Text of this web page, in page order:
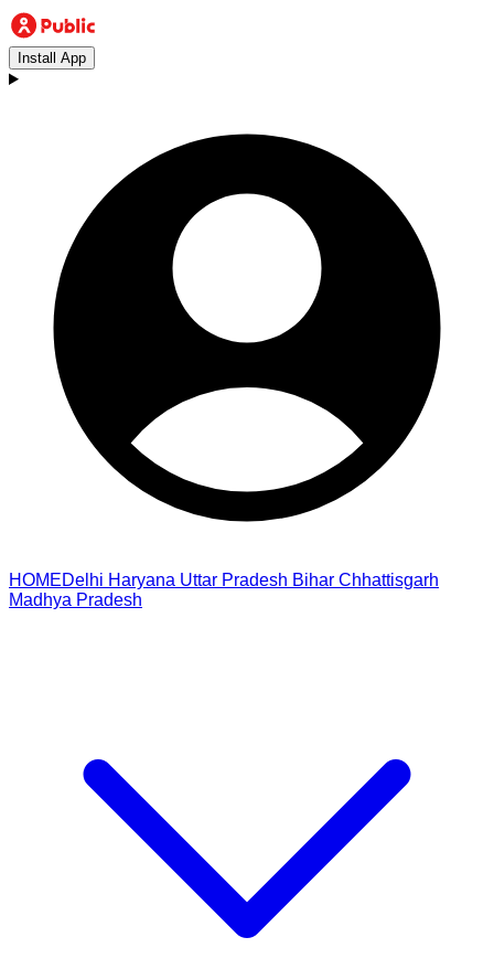
Install App
HOMEDelhi Haryana Uttar Pradesh Bihar Chhattisgarh
Madhya Pradesh